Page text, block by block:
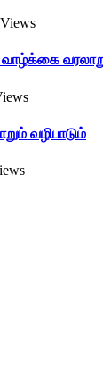
Views
வழிபாடும்